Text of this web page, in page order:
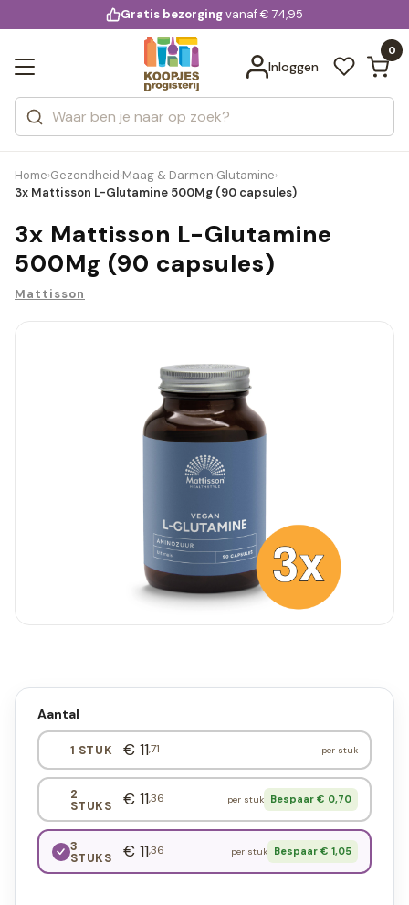
voor 20:00 uur besteld
Gratis bezorgingvanaf € 74,95
Inloggen
0
Zoeken
Categorieën
Merken
Bekijk alle resultaten
Home›Gezondheid›Maag & Darmen›Glutamine›
3x Mattisson L-Glutamine 500Mg (90 capsules)
3x Mattisson L-Glutamine
500Mg (90 capsules)
Mattisson
Aantal
1 STUK € 11,71 per stuk
2
STUKS € 11,36 per stuk Bespaar € 0,70
3
STUKS € 11,36 per stuk Bespaar € 1,05